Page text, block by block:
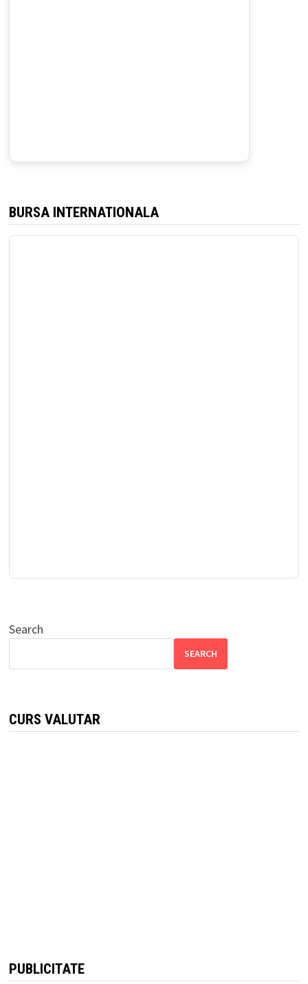
BURSA INTERNATIONALA
Search
SEARCH
CURS VALUTAR
PUBLICITATE